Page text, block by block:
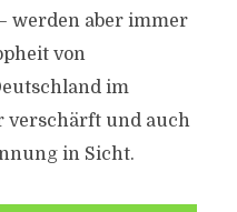
werden aber immer
von
im
verschärft und auch
in Sicht.